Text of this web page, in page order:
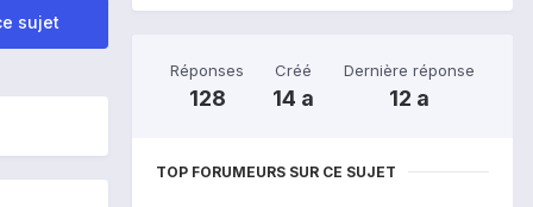
sujet
Réponses
128
Créé
14 a
Dernière réponse
12 a
TOP FORUMEURS SUR CE SUJET